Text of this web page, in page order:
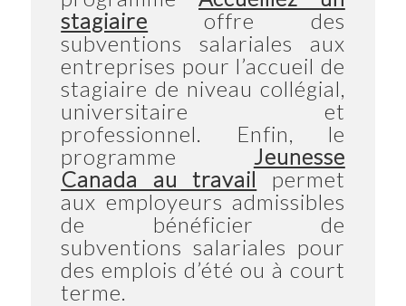
stagiaire offre des
subventions salariales aux
entreprises pour l’accueil de
stagiaire de niveau collégial,
universitaire et
professionnel. Enfin, le
programme
Jeunesse
Canada au travail permet
aux employeurs admissibles
de bénéficier de
subventions salariales pour
des emplois d’été ou à court
terme.